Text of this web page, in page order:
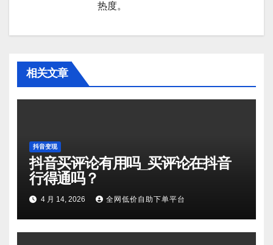
热度。
相关文章
抖音变现
抖音买评论有用吗_买评论在抖音
行得通吗？
4 月 14, 2026 全网低价自助下单平台